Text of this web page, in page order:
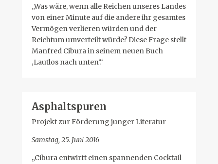
„Was wäre, wenn alle Reichen unseres Landes
von einer Minute auf die andere ihr gesamtes
Vermögen verlieren würden und der
Reichtum umverteilt würde? Diese Frage stellt
Manfred Cibura in seinem neuen Buch
‚Lautlos nach unten‘.“
Asphaltspuren
Projekt zur Förderung junger Literatur
Samstag, 25. Juni 2016
„Cibura entwirft einen spannenden Cocktail